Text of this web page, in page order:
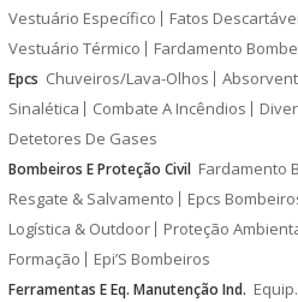
Vestuário Específico
Fatos
Vestuário Térmico
Fardamento
Epcs Chuveiros/Lava-Olhos
Sinalética
Combate A Incêndios
Detetores De Gases
Bombeiros E Proteção Civil Fardamento
Resgate & Salvamento
Epcs
Logística & Outdoor
Proteção
Formação
Epi’S Bombeiros
Ferramentas E Eq. Manutenção Ind.